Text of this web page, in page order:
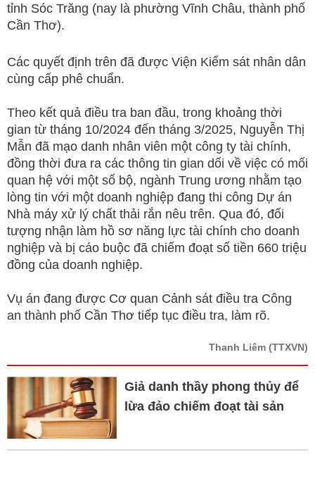
tỉnh Sóc Trăng (nay là phường Vĩnh Châu, thành phố
Cần Thơ).
Các quyết định trên đã được Viện Kiểm sát nhân dân
cùng cấp phê chuẩn.
Theo kết quả điều tra ban đầu, trong khoảng thời
gian từ tháng 10/2024 đến tháng 3/2025, Nguyễn Thị
Mẫn đã mạo danh nhân viên một công ty tài chính,
đồng thời đưa ra các thông tin gian dối về việc có mối
quan hệ với một số bộ, ngành Trung ương nhằm tạo
lòng tin với một doanh nghiệp đang thi công Dự án
Nhà máy xử lý chất thải rắn nêu trên. Qua đó, đối
tượng nhận làm hồ sơ năng lực tài chính cho doanh
nghiệp và bị cáo buộc đã chiếm đoạt số tiền 660 triệu
đồng của doanh nghiệp.
Vụ án đang được Cơ quan Cảnh sát điều tra Công
an thành phố Cần Thơ tiếp tục điều tra, làm rõ.
Thanh Liêm (TTXVN)
Giả danh thầy phong thủy để
lừa đảo chiếm đoạt tài sản